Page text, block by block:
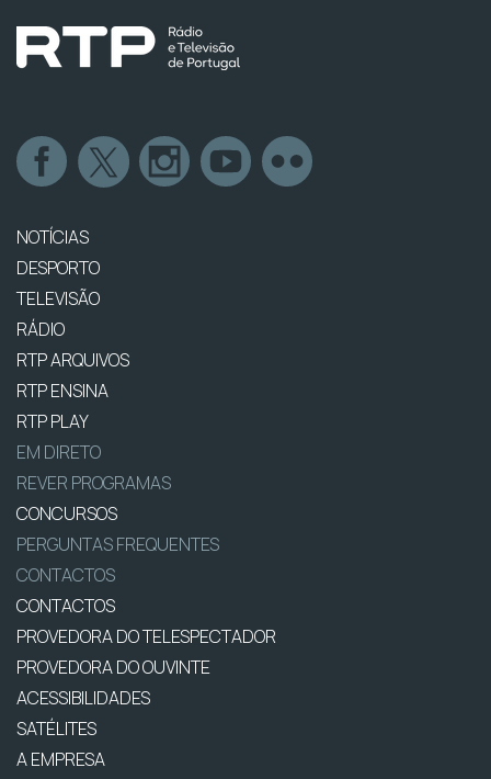
NOTÍCIAS
DESPORTO
TELEVISÃO
RÁDIO
RTP ARQUIVOS
RTP ENSINA
RTP PLAY
EM DIRETO
REVER PROGRAMAS
CONCURSOS
PERGUNTAS FREQUENTES
CONTACTOS
CONTACTOS
PROVEDORA DO TELESPECTADOR
PROVEDORA DO OUVINTE
ACESSIBILIDADES
SATÉLITES
A EMPRESA